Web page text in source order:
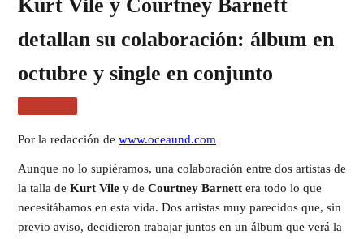
Kurt Vile y Courtney Barnett
detallan su colaboración: álbum en
octubre y single en conjunto
Por la redacción de www.oceaund.com
Aunque no lo supiéramos, una colaboración entre dos artistas de
la talla de Kurt Vile y de Courtney Barnett era todo lo que
necesitábamos en esta vida. Dos artistas muy parecidos que, sin
previo aviso, decidieron trabajar juntos en un álbum que verá la